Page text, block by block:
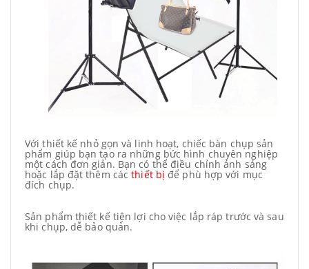
Với thiết kế nhỏ gọn và linh hoạt, chiếc bàn chụp sản
phẩm giúp bạn tạo ra những bức hình chuyên nghiệp
một cách đơn giản. Bạn có thể điều chỉnh ánh sáng
hoặc lắp đặt thêm cácthiết bị để phù hợp với mục
đích chụp.
Sản phẩm thiết kế tiện lợi cho việc lắp ráp trước và sau
khi chụp, dễ bảo quản.